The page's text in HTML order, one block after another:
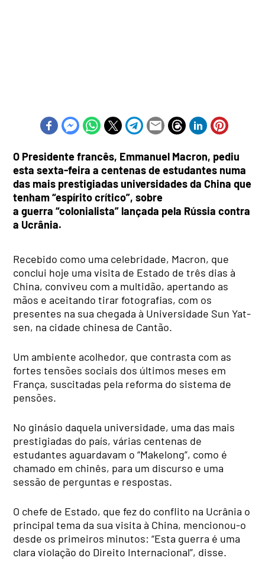
O Presidente francês, Emmanuel Macron, pediu
esta sexta-feira a centenas de estudantes numa
das mais prestigiadas universidades da China que
tenham “espírito crítico”, sobre
a guerra “colonialista” lançada pela Rússia contra
a Ucrânia.
Recebido como uma celebridade, Macron, que
conclui hoje uma visita de Estado de três dias à
China, conviveu com a multidão, apertando as
mãos e aceitando tirar fotografias, com os
presentes na sua chegada à Universidade Sun Yat-
sen, na cidade chinesa de Cantão.
Um ambiente acolhedor, que contrasta com as
fortes tensões sociais dos últimos meses em
França, suscitadas pela reforma do sistema de
pensões.
No ginásio daquela universidade, uma das mais
prestigiadas do país, várias centenas de
estudantes aguardavam o “Makelong”, como é
chamado em chinês, para um discurso e uma
sessão de perguntas e respostas.
O chefe de Estado, que fez do conflito na Ucrânia o
principal tema da sua visita à China, mencionou-o
desde os primeiros minutos: “Esta guerra é uma
clara violação do Direito Internacional”, disse.